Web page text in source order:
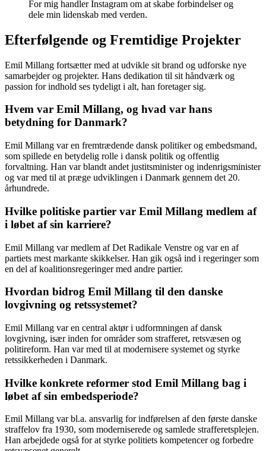
For mig handler Instagram om at skabe forbindelser og
dele min lidenskab med verden.
Efterfølgende og Fremtidige Projekter
Emil Millang fortsætter med at udvikle sit brand og udforske nye
samarbejder og projekter. Hans dedikation til sit håndværk og
passion for indhold ses tydeligt i alt, han foretager sig.
Hvem var Emil Millang, og hvad var hans
betydning for Danmark?
Emil Millang var en fremtrædende dansk politiker og embedsmand,
som spillede en betydelig rolle i dansk politik og offentlig
forvaltning. Han var blandt andet justitsminister og indenrigsminister
og var med til at præge udviklingen i Danmark gennem det 20.
århundrede.
Hvilke politiske partier var Emil Millang medlem af
i løbet af sin karriere?
Emil Millang var medlem af Det Radikale Venstre og var en af
partiets mest markante skikkelser. Han gik også ind i regeringer som
en del af koalitionsregeringer med andre partier.
Hvordan bidrog Emil Millang til den danske
lovgivning og retssystemet?
Emil Millang var en central aktør i udformningen af dansk
lovgivning, især inden for områder som strafferet, retsvæsen og
politireform. Han var med til at modernisere systemet og styrke
retssikkerheden i Danmark.
Hvilke konkrete reformer stod Emil Millang bag i
løbet af sin embedsperiode?
Emil Millang var bl.a. ansvarlig for indførelsen af den første danske
straffelov fra 1930, som moderniserede og samlede strafferetsplejen.
Han arbejdede også for at styrke politiets kompetencer og forbedre